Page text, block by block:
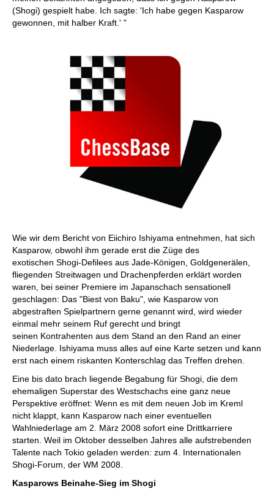
(Shogi) gespielt habe. Ich sagte: 'Ich habe gegen Kasparow
gewonnen, mit halber Kraft.' "
Wie wir dem Bericht von Eiichiro Ishiyama entnehmen, hat sich
Kasparow, obwohl ihm gerade erst die Züge des
exotischen Shogi-Defilees aus Jade-Königen, Goldgenerälen,
fliegenden Streitwagen und Drachenpferden erklärt worden
waren, bei seiner Premiere im Japanschach sensationell
geschlagen: Das "Biest von Baku", wie Kasparow von
abgestraften Spielpartnern gerne genannt wird, wird wieder
einmal mehr seinem Ruf gerecht und bringt
seinen Kontrahenten aus dem Stand an den Rand an einer
Niederlage. Ishiyama muss alles auf eine Karte setzen und kann
erst nach einem riskanten Konterschlag das Treffen drehen.
Eine bis dato brach liegende Begabung für Shogi, die dem
ehemaligen Superstar des Westschachs eine ganz neue
Perspektive eröffnet: Wenn es mit dem neuen Job im Kreml
nicht klappt, kann Kasparow nach einer eventuellen
Wahlniederlage am 2. März 2008 sofort eine Drittkarriere
starten. Weil im Oktober desselben Jahres alle aufstrebenden
Talente nach Tokio geladen werden: zum 4. Internationalen
Shogi-Forum, der WM 2008.
Kasparows Beinahe-Sieg im Shogi